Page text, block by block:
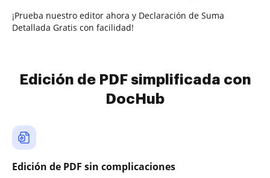
¡Prueba nuestro editor ahora y Declaración de Suma
Detallada Gratis con facilidad!
Edición de PDF simplificada con
DocHub
Edición de PDF sin complicaciones